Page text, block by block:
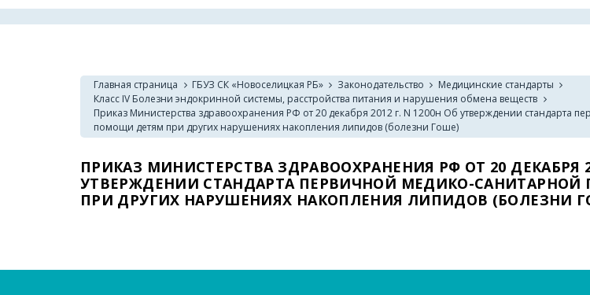
Главная страница ГБУЗ СК «Новоселицкая РБ» Законодательство
Медицинские стандарты
Класс IV Болезни эндокринной системы, расстройства питания и нарушения обмена веществ
Приказ Министерства здравоохранения РФ от 20 декабря 2012 г. N 1200н Об утверждении стандарта
помощи детям при других нарушениях накопления липидов (болезни Гоше)
ПРИКАЗ МИНИСТЕРСТВА ЗДРАВООХРАНЕНИЯ РФ ОТ 20 ДЕКАБРЯ
УТВЕРЖДЕНИИ СТАНДАРТА ПЕРВИЧНОЙ МЕДИКО-
ПРИ ДРУГИХ НАРУШЕНИЯХ НАКОПЛЕНИЯ ЛИПИДОВ (БОЛЕЗНИ